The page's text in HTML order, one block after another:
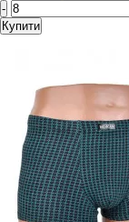
-
Купити